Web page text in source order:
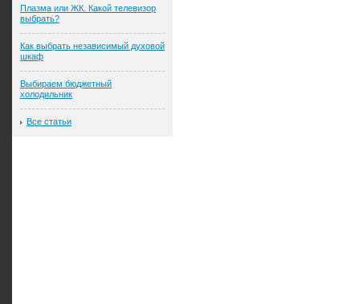
Плазма или ЖК. Какой телевизор
выбрать?
Как выбрать независимый духовой
шкаф
Выбираем бюджетный
холодильник
Все статьи